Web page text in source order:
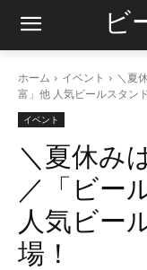
ビ
ホーム イベント
＼夏
富」他 人気ビールスタン
イベント
＼夏休み
／「ビー
人気ビー
場！